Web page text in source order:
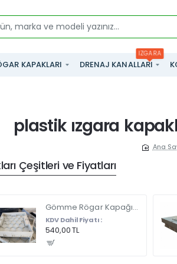
KAPAKLARI DRENAJ KANALLARI
IZGARA
plastik ızgara
Çeşitleri ve Fiyatları
Gömme Rögar Kapağı - Seramik - Fayans Ve Mermer Zeminlerde - Gizli Çerçeve Kapak 35 X 35 - ÇİFT KULPLU
KDV Dahil Fiyatı :
540,00 TL